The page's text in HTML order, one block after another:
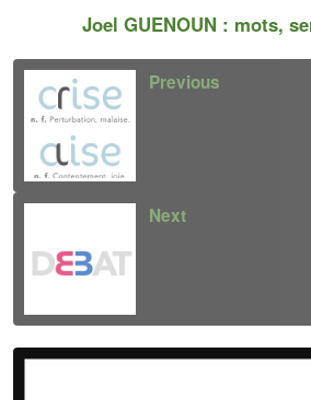
Joel GUENOUN : mots,
Previous
Next